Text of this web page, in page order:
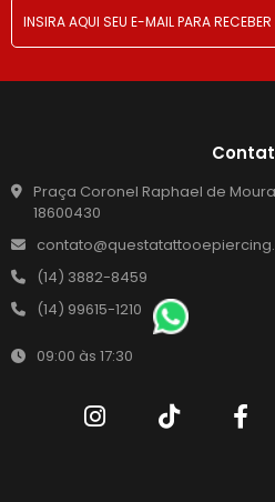
Praça Coronel Raphael de
18600430
(14) 3882-8459
(14) 99615-1210
09:00 às 17:30